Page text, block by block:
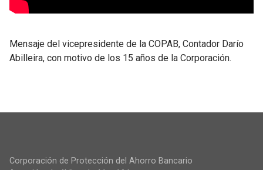
Mensaje del vicepresidente de la COPAB, Contador Darío
Abilleira, con motivo de los 15 años de la Corporación.
Corporación de Protección del Ahorro Bancario